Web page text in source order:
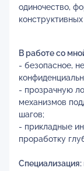
одиночество,
В работе со
- безопасное,
- прозрачную
механизмов
шагов;
- прикладные
проработку
Специализация: